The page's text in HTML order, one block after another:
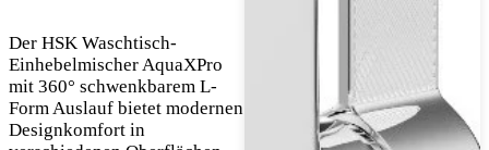
Der HSK Waschtisch-
Einhebelmischer AquaXPro
mit 360° schwenkbarem L-
Form Auslauf bietet modernen
Designkomfort in